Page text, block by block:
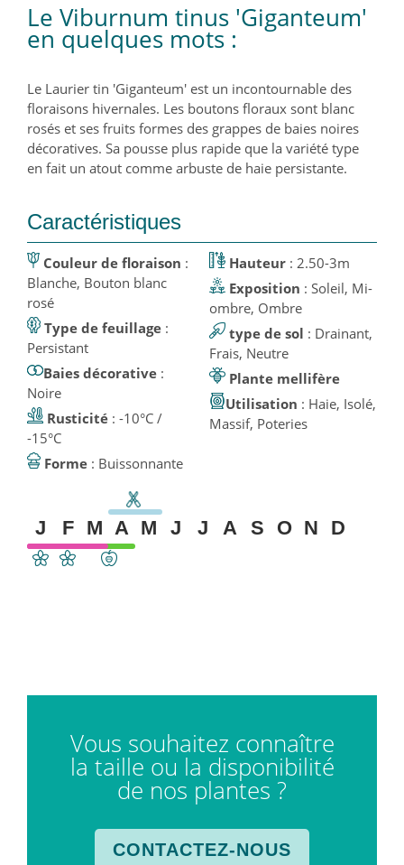
Le Viburnum tinus 'Giganteum'
en quelques mots :
Le Laurier tin 'Giganteum' est un incontournable des
floraisons hivernales. Les boutons floraux sont blanc
rosés et ses fruits formes des grappes de baies noires
décoratives. Sa pousse plus rapide que la variété type
en fait un atout comme arbuste de haie persistante.
Caractéristiques
Couleur de floraison :
Blanche, Bouton blanc
rosé
Type de feuillage :
Persistant
Baies décorative
Noire
Rusticité : -10°C /
-15°C
Forme
: Buissonnante
Hauteur: 2.50-3m
Exposition : Soleil, Mi-
ombre, Ombre
type de sol : Drainant,
Frais, Neutre
Plante mellifère
Utilisation : Haie, Isolé,
Massif, Poteries
J F M A M J J A S O N D
Vous souhaitez connaître
la taille ou la disponibilité
de nos plantes ?
CONTACTEZ-NOUS